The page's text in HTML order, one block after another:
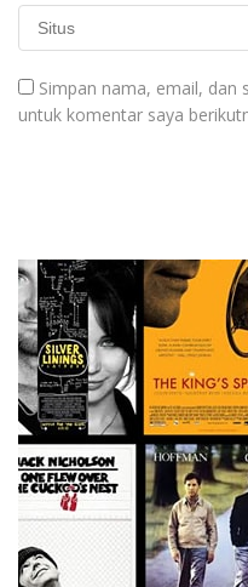
Simpan nama, email, dan
untuk komentar saya